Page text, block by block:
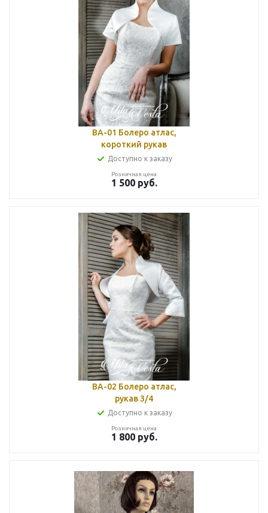
BA-01 Болеро атлас,
короткий рукав
Доступно к заказу
Розничная цена
1 500руб.
BA-02 Болеро атлас,
рукав 3/4
Доступно к заказу
Розничная цена
1 800руб.